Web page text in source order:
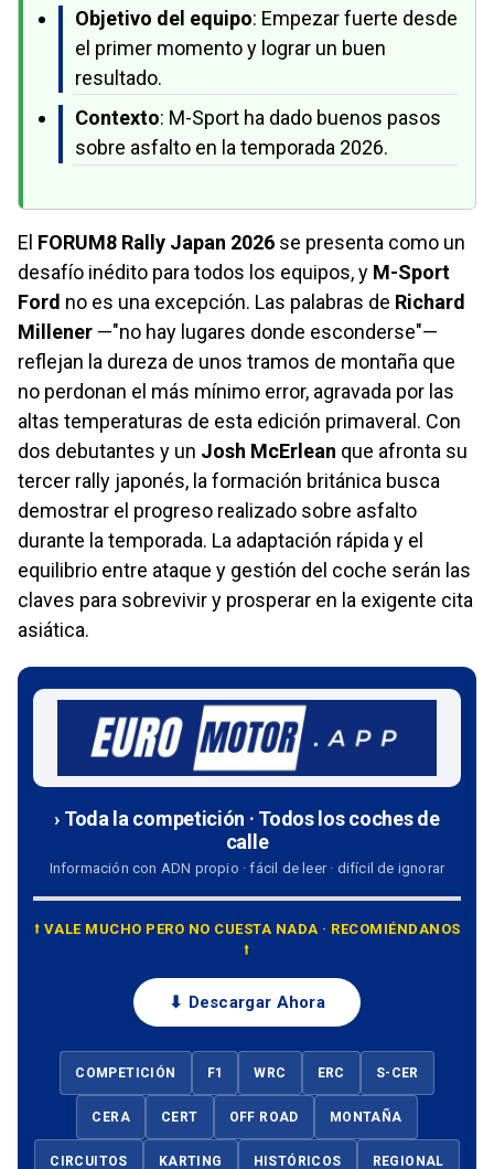
Objetivo del equipo: Empezar fuerte desde
el primer momento y lograr un buen
resultado.
Contexto: M-Sport ha dado buenos pasos
sobre asfalto en la temporada 2026.
El FORUM8 Rally Japan 2026 se presenta como un
desafío inédito para todos los equipos, y M-Sport
Ford no es una excepción. Las palabras de Richard
Millener —"no hay lugares donde esconderse"—
reflejan la dureza de unos tramos de montaña que
no perdonan el más mínimo error, agravada por las
altas temperaturas de esta edición primaveral. Con
dos debutantes y un Josh McErlean que afronta su
tercer rally japonés, la formación británica busca
demostrar el progreso realizado sobre asfalto
durante la temporada. La adaptación rápida y el
equilibrio entre ataque y gestión del coche serán las
claves para sobrevivir y prosperar en la exigente cita
asiática.
› Toda la competición · Todos los coches de
calle
Información con ADN propio · fácil de leer · difícil de ignorar
⭡ VALE MUCHO PERO NO CUESTA NADA · RECOMIÉNDANOS
⭡
⬇ Descargar Ahora
COMPETICIÓN F1 WRC ERC S-CER
CERA CERT OFF ROAD MONTAÑA
CIRCUITOS KARTING HISTÓRICOS REGIONAL